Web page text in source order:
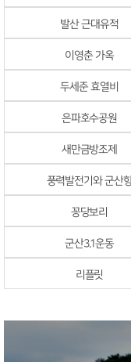
발산 근대유적
이영춘 가옥
두세준 효열비
은파호수공원
새만금방조제
풍력발전기와 군산
꽁당보리
군산3.1운동
리플릿